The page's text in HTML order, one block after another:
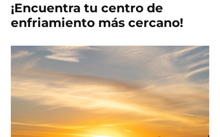
¡Encuentra tu centro de
enfriamiento más cercano!